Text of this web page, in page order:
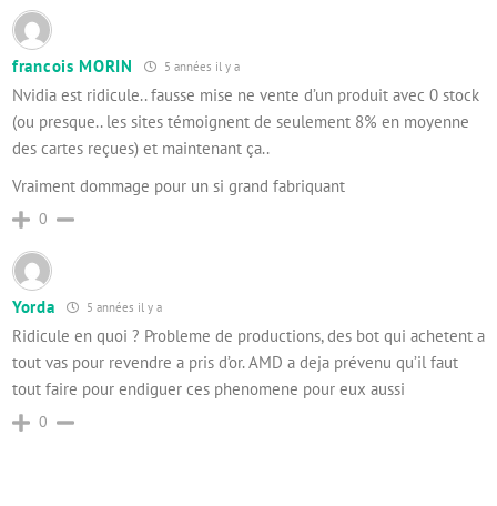
francois MORIN 5 années il y a
Nvidia est ridicule.. fausse mise ne vente d’un produit avec 0 stock
(ou presque.. les sites témoignent de seulement 8% en moyenne
des cartes reçues) et maintenant ça..
Vraiment dommage pour un si grand fabriquant
0
Yorda 5 années il y a
Ridicule en quoi ? Probleme de productions, des bot qui achetent a
tout vas pour revendre a pris d’or. AMD a deja prévenu qu’il faut
tout faire pour endiguer ces phenomene pour eux aussi
0